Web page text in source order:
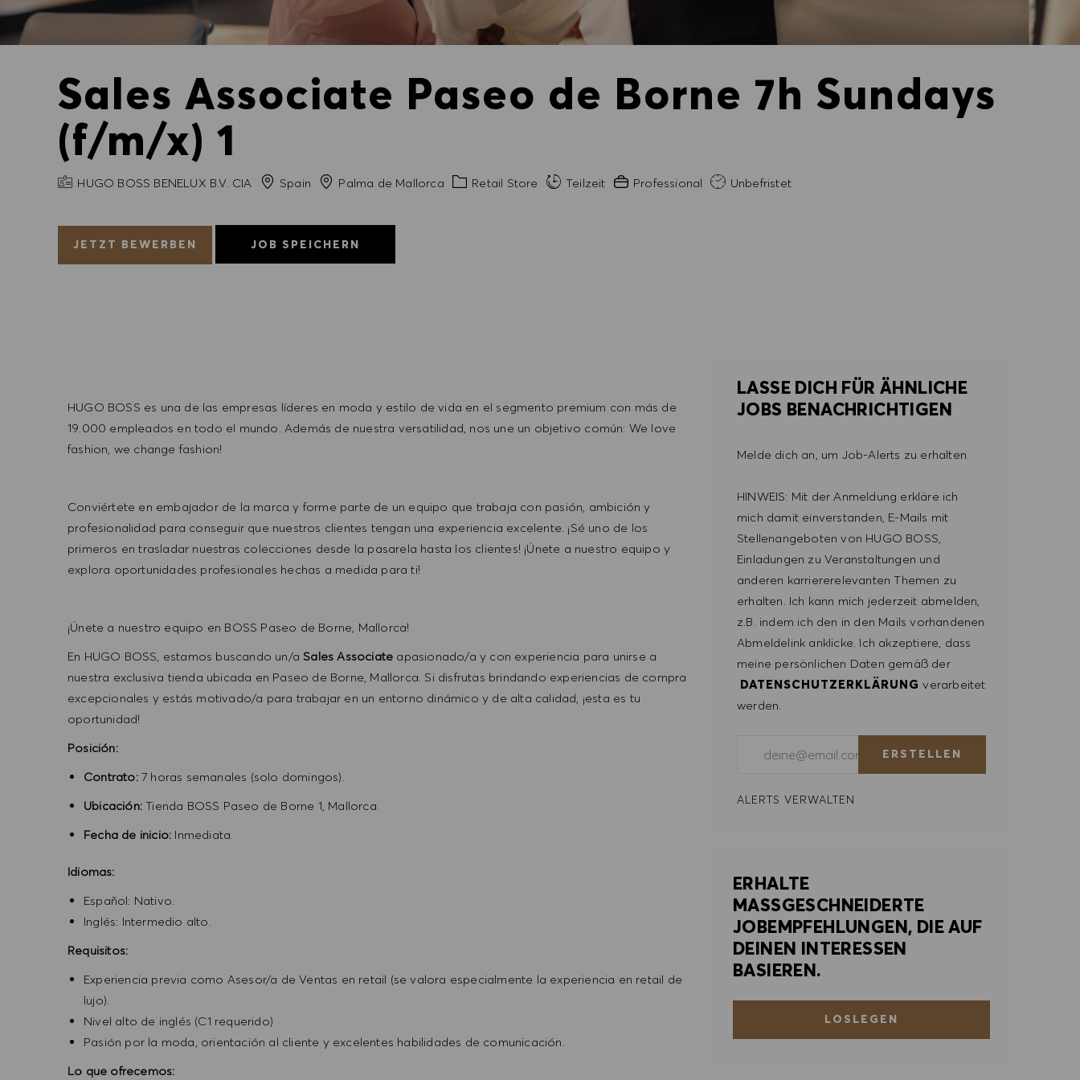
Sales Associate Paseo de Borne 7h Sundays
(f/m/x) 1
FIRMENNAME
HUGO BOSS BENELUX B.V. CIA Spain StadtPalma de Mallorca Kategorie
Retail Store Teilzeit Erfahrung erforderlich
Professional Unbefristet
JETZT BEWERBEN JOB SPEICHERN
HUGO BOSS es una de las empresas líderes en moda y estilo de vida en el segmento premium con más de
19.000 empleados en todo el mundo. Además de nuestra versatilidad, nos une un objetivo común: We love
fashion, we change fashion!
Conviértete en embajador de la marca y forme parte de un equipo que trabaja con pasión, ambición y
profesionalidad para conseguir que nuestros clientes tengan una experiencia excelente. ¡Sé uno de los
primeros en trasladar nuestras colecciones desde la pasarela hasta los clientes! ¡Únete a nuestro equipo y
explora oportunidades profesionales hechas a medida para ti!
¡Únete a nuestro equipo en BOSS Paseo de Borne, Mallorca!
En HUGO BOSS, estamos buscando un/a Sales Associate apasionado/a y con experiencia para unirse a
nuestra exclusiva tienda ubicada en Paseo de Borne, Mallorca. Si disfrutas brindando experiencias de compra
excepcionales y estás motivado/a para trabajar en un entorno dinámico y de alta calidad, ¡esta es tu
oportunidad!
Posición:
Contrato:7 horas semanales (solo domingos).
Ubicación: Tienda BOSS Paseo de Borne 1, Mallorca.
Fecha de inicio: Inmediata.
Idiomas:
Español: Nativo.
Inglés: Intermedio alto.
Requisitos:
Experiencia previa como Asesor/a de Ventas en retail (se valora especialmente la experiencia en retail de
lujo).
Nivel alto de inglés (C1 requerido)
Pasión por la moda, orientación al cliente y excelentes habilidades de comunicación.
Lo que ofrecemos:
LASSE DICH FÜR ÄHNLICHE
JOBS BENACHRICHTIGEN
Melde dich an, um Job-Alerts zu erhalten.
HINWEIS: Mit der Anmeldung erkläre ich
mich damit einverstanden, E-Mails mit
Stellenangeboten von HUGO BOSS,
Einladungen zu Veranstaltungen und
anderen karriererelevanten Themen zu
erhalten. Ich kann mich jederzeit abmelden,
z.B. indem ich den in den Mails vorhandenen
Abmeldelink anklicke. Ich akzeptiere, dass
meine persönlichen Daten gemäß der
DATENSCHUTZERKLÄRUNG verarbeitet
werden.
ERSTELLEN
ALERTS VERWALTEN
ERHALTE
MASSGESCHNEIDERTE
JOBEMPFEHLUNGEN, DIE AUF
DEINEN INTERESSEN
BASIEREN.
LOSLEGEN